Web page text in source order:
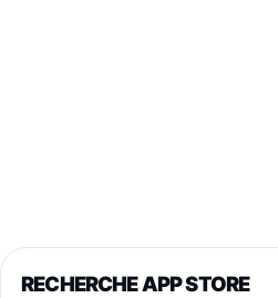
RECHERCHE APP STORE